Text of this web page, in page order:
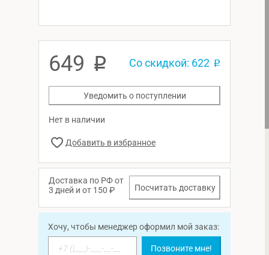
649 p Со скидкой: 622 p
Уведомить о поступлении
Нет в наличии
Доставка по РФ от
3 дней и от 150 ₽
Посчитать доставку
Хочу, чтобы менеджер оформил мой заказ:
Позвоните мне!